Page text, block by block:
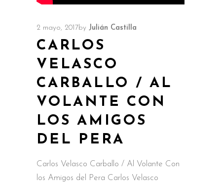
2 mayo, 2017 by Julián Castilla
CARLOS
VELASCO
CARBALLO / AL
VOLANTE CON
LOS AMIGOS
DEL PERA
Carlos Velasco Carballo / Al Volante Con
los Amigos del Pera Carlos Velasco